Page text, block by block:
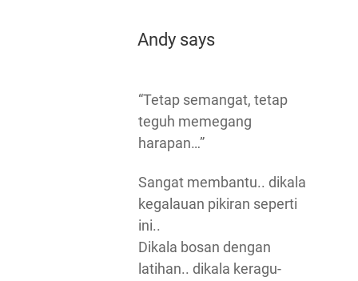
Andysays
“Tetap semangat, tetap
teguh memegang
harapan…”
Sangat membantu.. dikala
kegalauan pikiran seperti
ini..
Dikala bosan dengan
latihan.. dikala keragu-